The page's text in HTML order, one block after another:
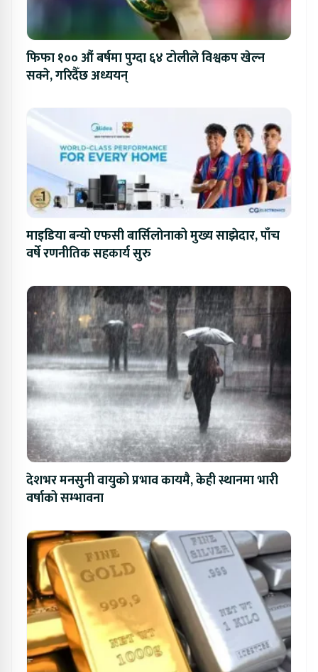
फिफा १०० औं बर्षमा पुग्दा ६४ टोलीले विश्वकप खेल्न
सक्ने, गरिदैँछ अध्ययन्
माइडिया बन्यो एफसी बार्सिलोनाको मुख्य साझेदार, पाँच
वर्षे रणनीतिक सहकार्य सुरु
देशभर मनसुनी वायुको प्रभाव कायमै, केही स्थानमा भारी
वर्षाको सम्भावना